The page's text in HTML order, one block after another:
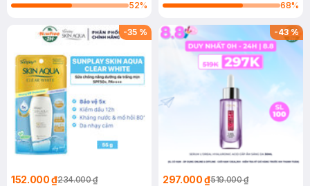
52%
68%
-35 %
152.000 ₫234.000 ₫
-43%
297.000 ₫519.000 ₫